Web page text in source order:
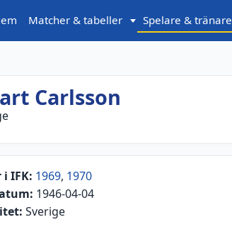
Matcher & tabeller Spelare & tränare
Carlsson
i IFK: 1969, 1970
1946-04-04
Sverige